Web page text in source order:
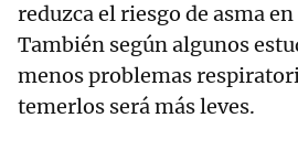
reduzca el riesgo de asma
También según algunos
menos problemas
temerlos será más leves.